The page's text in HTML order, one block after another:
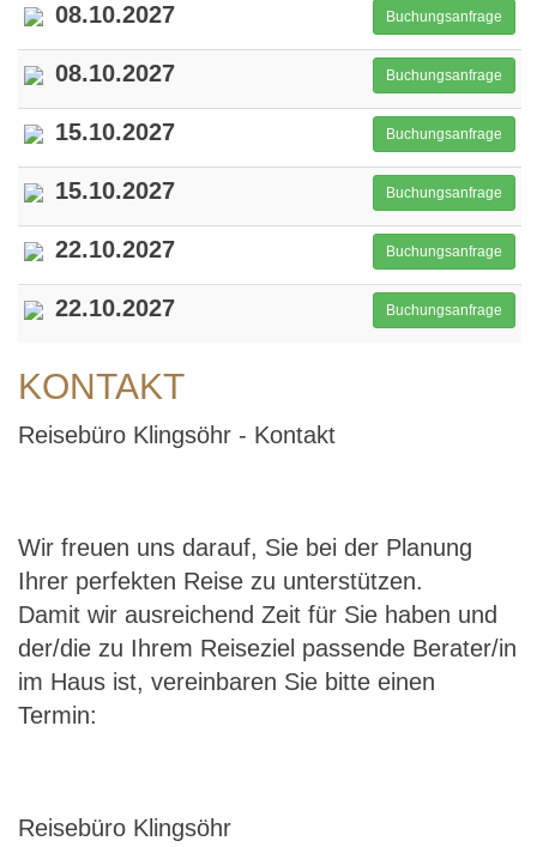
08.10.2027 Buchungsanfrage
08.10.2027 Buchungsanfrage
15.10.2027 Buchungsanfrage
15.10.2027 Buchungsanfrage
22.10.2027 Buchungsanfrage
22.10.2027 Buchungsanfrage
KONTAKT
Reisebüro Klingsöhr - Kontakt
Wir freuen uns darauf, Sie bei der Planung
Ihrer perfekten Reise zu unterstützen.
Damit wir ausreichend Zeit für Sie haben und
der/die zu Ihrem Reiseziel passende Berater/in
im Haus ist, vereinbaren Sie bitte einen
Termin:
Reisebüro Klingsöhr